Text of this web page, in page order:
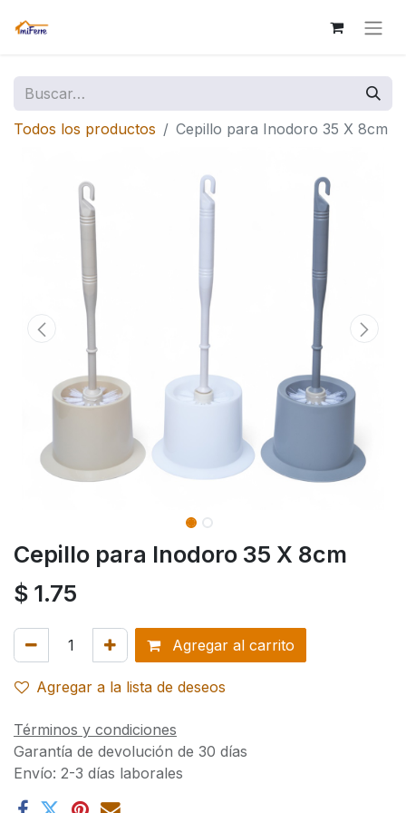
Todos los productos Cepillo para Inodoro 35 X 8cm
Cepillo para Inodoro 35 X 8cm
$ 1.75
Agregar al carrito
Agregar a la lista de deseos
Términos y condiciones
Garantía de devolución de 30 días
Envío: 2-3 días laborales